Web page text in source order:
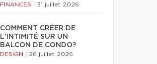
FINANCES 31 juillet 2026
COMMENT CRÉER DE
L'INTIMITÉ SUR UN
BALCON DE CONDO?
DESIGN 26 juillet 2026